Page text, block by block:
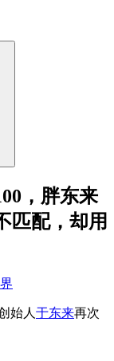
，胖东来
匹配，却用
始人 于东来再次